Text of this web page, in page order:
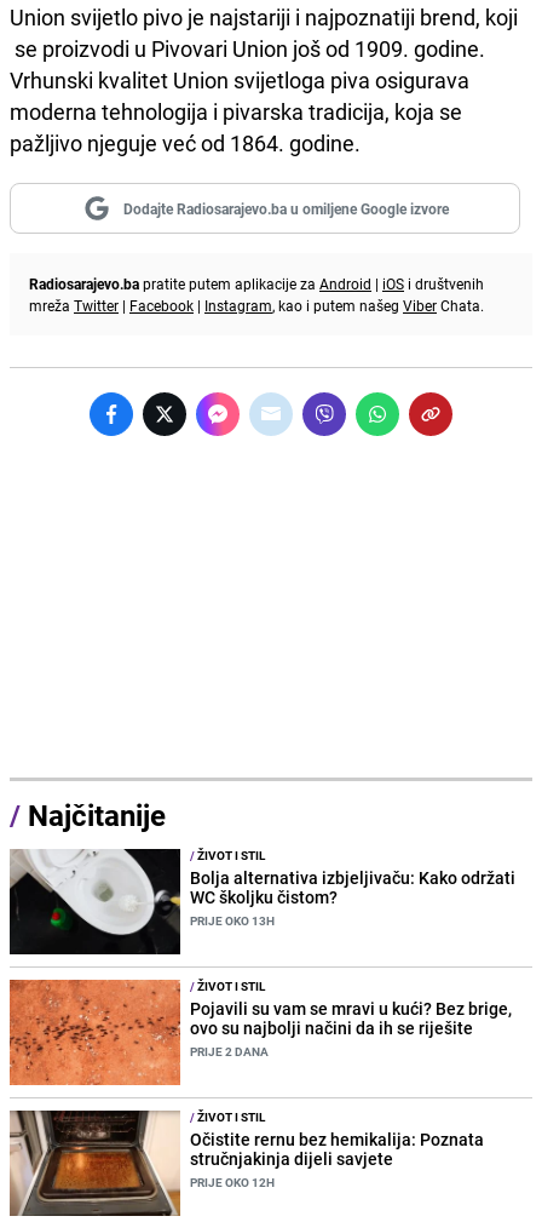
Union svijetlo pivo je najstariji i najpoznatiji brend, koji
se proizvodi u Pivovari Union još od 1909. godine.
Vrhunski kvalitet Union svijetloga piva osigurava
moderna tehnologija i pivarska tradicija, koja se
pažljivo njeguje već od 1864. godine.
Dodajte Radiosarajevo.ba u omiljene Google izvore
Radiosarajevo.bapratite putem aplikacije za Android | iOS i društvenih
mreža Twitter | Facebook | Instagram, kao i putem našeg ViberChata.
/ Najčitanije
/ŽIVOT I STIL
Bolja alternativa izbjeljivaču: Kako održati
WC školjku čistom?
PRIJE OKO 13H
/ŽIVOT I STIL
Pojavili su vam se mravi u kući? Bez brige,
ovo su najbolji načini da ih se riješite
PRIJE 2 DANA
/ŽIVOT I STIL
Očistite rernu bez hemikalija: Poznata
stručnjakinja dijeli savjete
PRIJE OKO 12H